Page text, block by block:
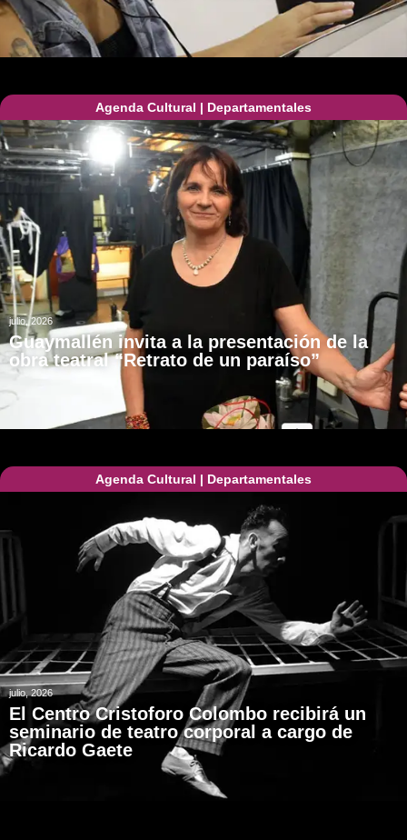
Agenda Cultural | Departamentales
julio, 2026
Guaymallén invita a la presentación de la
obra teatral “Retrato de un paraíso”
Agenda Cultural | Departamentales
julio, 2026
El Centro Cristoforo Colombo recibirá un
seminario de teatro corporal a cargo de
Ricardo Gaete